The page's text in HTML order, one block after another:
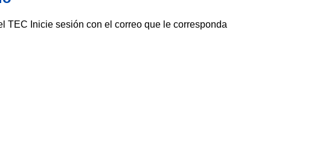
TEC Inicie sesión con el correo que le corresponda